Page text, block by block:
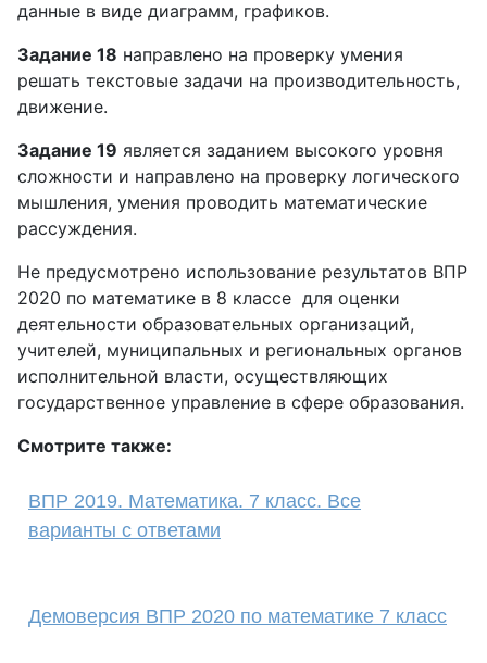
данные в виде диаграмм, графиков.
Задание 18 направлено на проверку умения
решать текстовые задачи на производительность,
движение.
Задание 19 является заданием высокого уровня
сложности и направлено на проверку логического
мышления, умения проводить математические
рассуждения.
Не предусмотрено использование результатов ВПР
2020 по математике в 8 классе для оценки
деятельности образовательных организаций,
учителей, муниципальных и региональных органов
исполнительной власти, осуществляющих
государственное управление в сфере образования.
Смотрите также:
ВПР 2019. Математика. 7 класс. Все
варианты с ответами
Демоверсия ВПР 2020 по математике 7 класс